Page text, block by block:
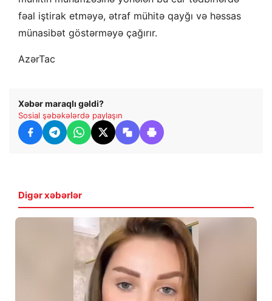
fəal iştirak etməyə, ətraf mühitə qayğı və həssas
münasibət göstərməyə çağırır.
AzərTac
Xəbər maraqlı gəldi?
Sosial şəbəkələrdə paylaşın
Digər xəbərlər